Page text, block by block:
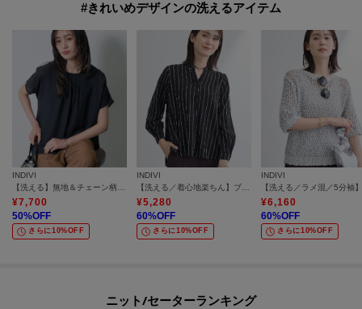
#きれいめデザインの洗えるアイテム
INDIVI
【洗える】無地＆チェーン柄 ギャザートップス
¥7,700
50%OFF
さらに10%OFF
INDIVI
【洗える／着心地楽ちん】ブラウス風ストライプカットソートップス
¥5,280
60%OFF
さらに10%OFF
INDIVI
¥6,160
60%OFF
さらに10%OFF
ニット/セーターランキング